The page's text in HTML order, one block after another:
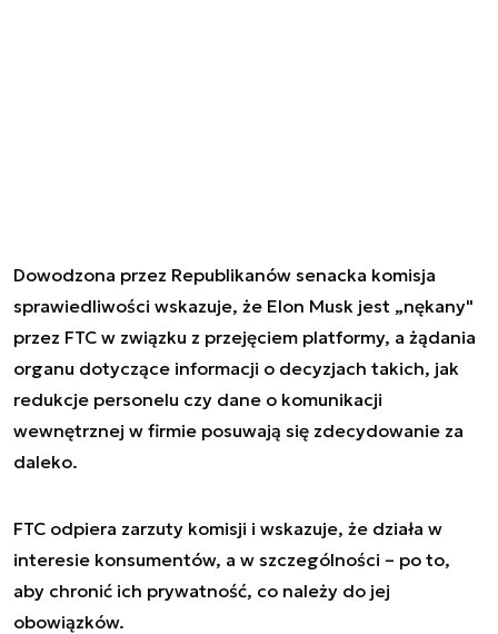
Dowodzona przez Republikanów senacka komisja
sprawiedliwości wskazuje, że Elon Musk jest „nękany"
przez FTC w związku z przejęciem platformy, a żądania
organu dotyczące informacji o decyzjach takich, jak
redukcje personelu czy dane o komunikacji
wewnętrznej w firmie posuwają się zdecydowanie za
daleko.
FTC odpiera zarzuty komisji i wskazuje, że działa w
interesie konsumentów, a w szczególności – po to,
aby chronić ich prywatność, co należy do jej
obowiązków.